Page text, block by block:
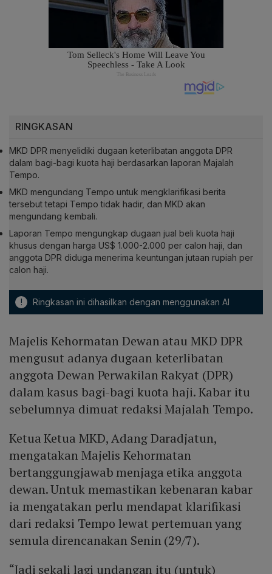
RINGKASAN
MKD DPR menyelidiki dugaan keterlibatan anggota DPR
dalam bagi-bagi kuota haji berdasarkan laporan Majalah
Tempo.
MKD mengundang Tempo untuk mengklarifikasi berita
tersebut tetapi Tempo tidak hadir, dan MKD akan
mengundang kembali.
Laporan Tempo mengungkap dugaan jual beli kuota haji
khusus dengan harga US$ 1.000-2.000 per calon haji, dan
anggota DPR diduga menerima keuntungan jutaan rupiah per
calon haji.
! Ringkasan ini dihasilkan dengan menggunakan AI
Majelis Kehormatan Dewan atau MKD DPR
mengusut adanya dugaan keterlibatan
anggota Dewan Perwakilan Rakyat (DPR)
dalam kasus bagi-bagi kuota haji. Kabar itu
sebelumnya dimuat redaksi Majalah Tempo.
Ketua Ketua MKD, Adang Daradjatun,
mengatakan Majelis Kehormatan
bertanggungjawab menjaga etika anggota
dewan. Untuk memastikan kebenaran kabar
ia mengatakan perlu mendapat klarifikasi
dari redaksi Tempo lewat pertemuan yang
semula direncanakan Senin (29/7).
“Jadi sekali lagi undangan itu (untuk)